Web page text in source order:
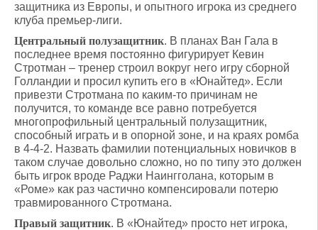
защитника из Европы, и опытного игрока из среднего
клуба премьер-лиги.
Центральный полузащитник. В планах Ван Гала в
последнее время постоянно фигурирует Кевин
Стротман – тренер строил вокруг него игру сборной
Голландии и просил купить его в «Юнайтед». Если
привезти Стротмана по каким-то причинам не
получится, то команде все равно потребуется
многопрофильный центральный полузащитник,
способный играть и в опорной зоне, и на краях ромба
в 4-4-2. Назвать фамилии потенциальных новичков в
таком случае довольно сложно, но по типу это должен
быть игрок вроде Раджи Наингголана, которым в
«Роме» как раз частично компенсировали потерю
травмированного Стротмана.
Правый защитник. В «Юнайтед» просто нет игрока,